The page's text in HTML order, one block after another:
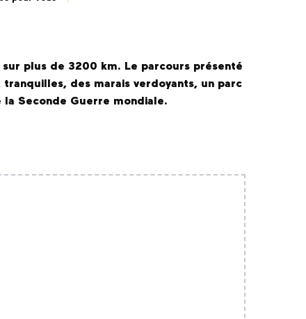
sur plus de 3200 km. Le parcours présenté
des marais verdoyants, un parc
Seconde Guerre mondiale.